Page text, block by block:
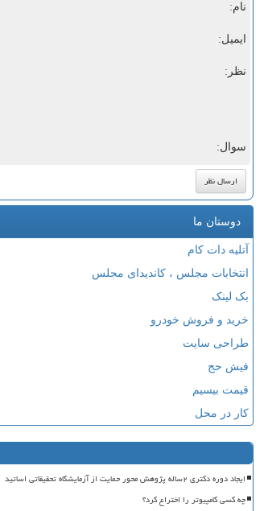
نام:
ایمیل:
نظر:
سوال:
دوستان ما
آتلیه دات کام
انتخابات مجلس ، کاندیدای مجلس
بک لینک
خرید و فروش خودرو
طراحی سایت
فیش حج
قیمت بیسیم
کار در محل
ایجاد دوره دکتری ۲ساله پژوهش محور حمایت از آزمایشگاه تحقیقاتی اساتید
چه کسی کامپیوتر را اختراع کرد؟